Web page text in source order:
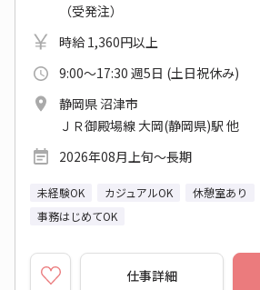
（受発注）
時給 1,360円以上
9:00～17:30 週5日 (土日祝休み)
静岡県 沼津市
ＪＲ御殿場線 大岡(静岡県)駅 他
2026年08月上旬～長期
未経験OK カジュアルOK 休憩室あり
事務はじめてOK
仕事詳細